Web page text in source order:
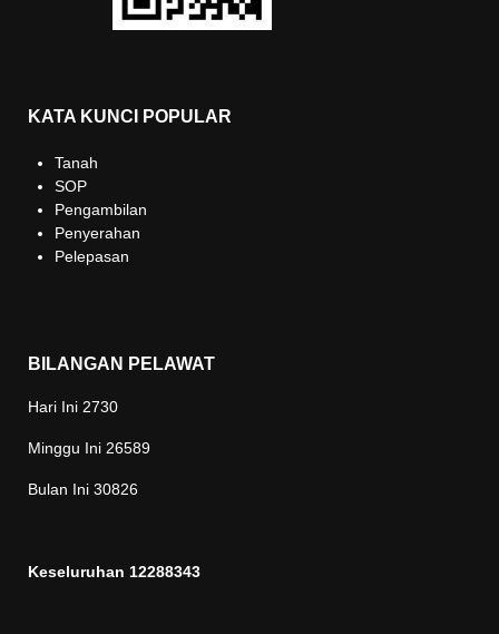
KATA KUNCI POPULAR
Tanah
SOP
Pengambilan
Penyerahan
Pelepasan
BILANGAN PELAWAT
Hari Ini 2730
Minggu Ini 26589
Bulan Ini 30826
Keseluruhan 12288343